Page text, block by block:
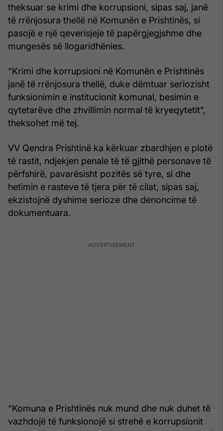
theksuar se krimi dhe korrupsioni, sipas saj, janë
të rrënjosura thellë në Komunën e Prishtinës, si
pasojë e një qeverisjeje të papërgjegjshme dhe
mungesës së llogaridhënies.
“Krimi dhe korrupsioni në Komunën e Prishtinës
janë të rrënjosura thellë, duke dëmtuar seriozisht
funksionimin e institucionit komunal, besimin e
qytetarëve dhe zhvillimin normal të kryeqytetit”,
theksohet më tej.
VV Qendra Prishtinë ka kërkuar zbardhjen e plotë
të rastit, ndjekjen penale të të gjithë personave të
përfshirë, pavarësisht pozitës së tyre, si dhe
hetimin e rasteve të tjera për të cilat, sipas saj,
ekzistojnë dyshime serioze dhe denoncime të
dokumentuara.
“Komuna e Prishtinës nuk mund dhe nuk duhet të
vazhdojë të funksionojë si strehë e korrupsionit